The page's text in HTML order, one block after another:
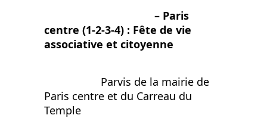
– Paris
centre (1-2-3-4) : Fête de vie
associative et citoyenne
Parvis de la mairie de
Paris centre et du Carreau du
Temple